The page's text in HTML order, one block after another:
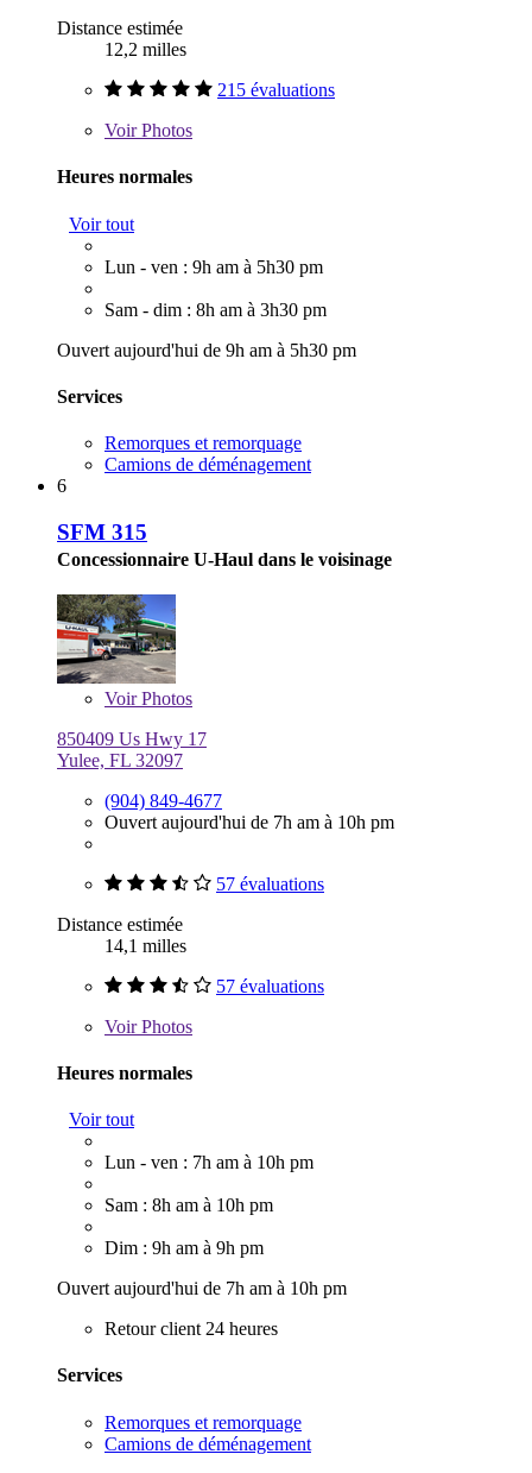
Distance estimée
12,2 milles
215 évaluations
VoirPhotos
Heures normales
Voir tout
Lun - ven : 9h am à 5h30 pm
Sam - dim : 8h am à 3h30 pm
Ouvert aujourd'hui de 9h am à 5h30 pm
Services
Remorques et remorquage
Camions de déménagement
6
SFM 315
Concessionnaire U-Haul dans le voisinage
VoirPhotos
850409 Us Hwy 17
Yulee, FL 32097
(904) 849-4677
Ouvert aujourd'hui de 7h am à 10h pm
57 évaluations
Distance estimée
14,1 milles
57 évaluations
VoirPhotos
Heures normales
Voir tout
Lun - ven : 7h am à 10h pm
Sam : 8h am à 10h pm
Dim : 9h am à 9h pm
Ouvert aujourd'hui de 7h am à 10h pm
Retour client 24 heures
Services
Remorques et remorquage
Camions de déménagement